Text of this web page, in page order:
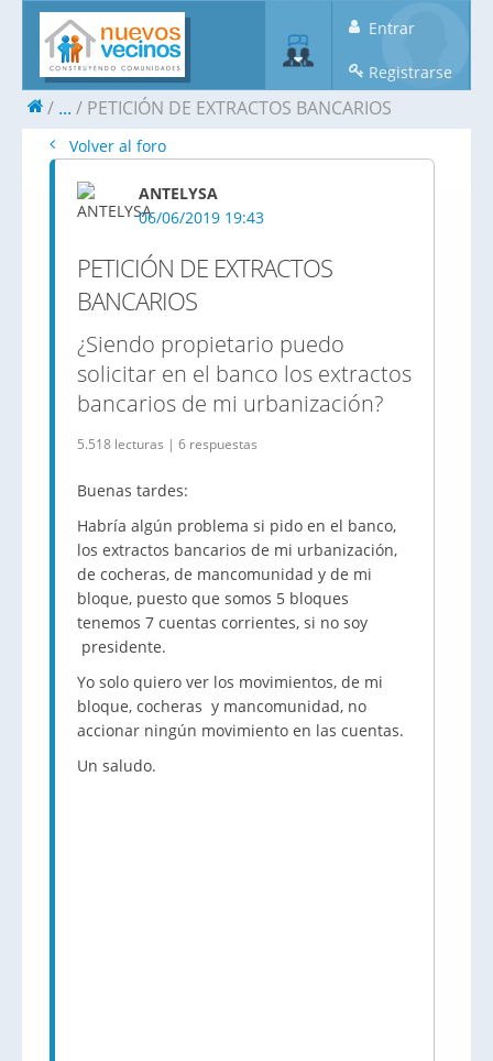
Entrar
Registrarse
... PETICIÓN DE EXTRACTOS BANCARIOS
Volver al foro
ANTELYSA
06/06/2019 19:43
PETICIÓN DE EXTRACTOS
BANCARIOS
¿Siendo propietario puedo
solicitar en el banco los extractos
bancarios de mi urbanización?
5.518 lecturas | 6 respuestas
Buenas tardes:
Habría algún problema si pido en el banco,
los extractos bancarios de mi urbanización,
de cocheras, de mancomunidad y de mi
bloque, puesto que somos 5 bloques
tenemos 7 cuentas corrientes, si no soy
presidente.
Yo solo quiero ver los movimientos, de mi
bloque, cocheras y mancomunidad, no
accionar ningún movimiento en las cuentas.
Un saludo.